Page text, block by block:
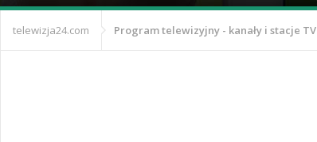
telewizja24.com Program telewizyjny - kanały i stacje TV